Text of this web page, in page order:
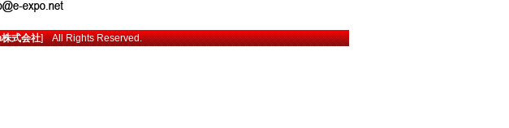
式会社] All Rights Reserved.